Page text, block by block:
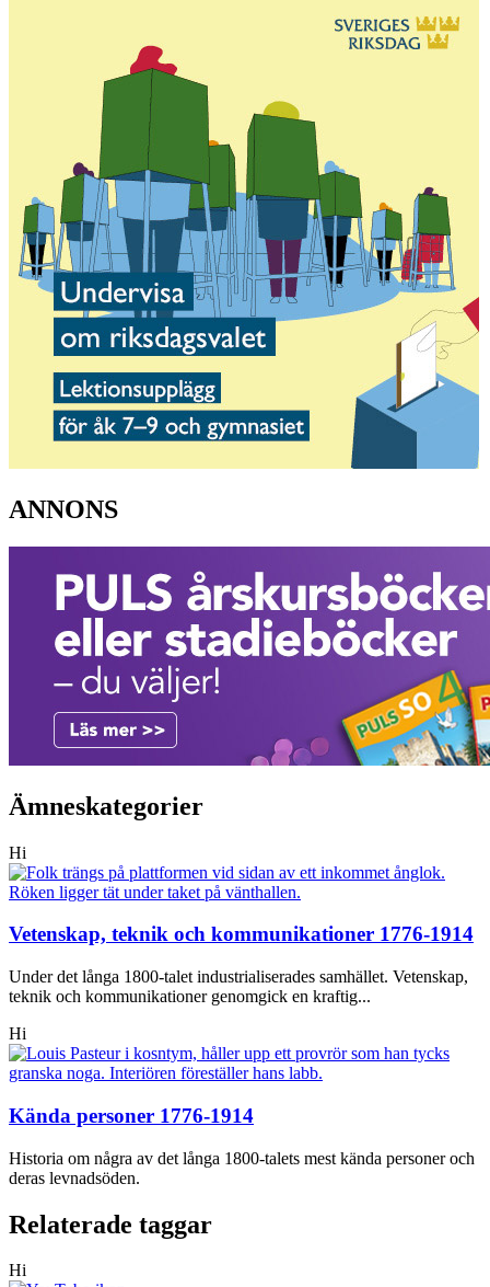
ANNONS
Ämneskategorier
Hi
Vetenskap, teknik och kommunikationer 1776-1914
Under det långa 1800-talet industrialiserades samhället. Vetenskap,
teknik och kommunikationer genomgick en kraftig...
Hi
Kända personer 1776-1914
Historia om några av det långa 1800-talets mest kända personer och
deras levnadsöden.
Relaterade taggar
Hi